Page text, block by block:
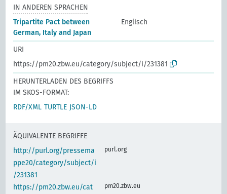
IN ANDEREN SPRACHEN
Tripartite Pact between
German, Italy and Japan
Englisch
URI
https://pm20.zbw.eu/category/subject/i/231381
HERUNTERLADEN DES BEGRIFFS
IM SKOS-FORMAT:
RDF/XML TURTLE JSON-LD
ÄQUIVALENTE BEGRIFFE
http://purl.org/pressema
ppe20/category/subject/i
/231381
purl.org
https://pm20.zbw.eu/cat pm20.zbw.eu